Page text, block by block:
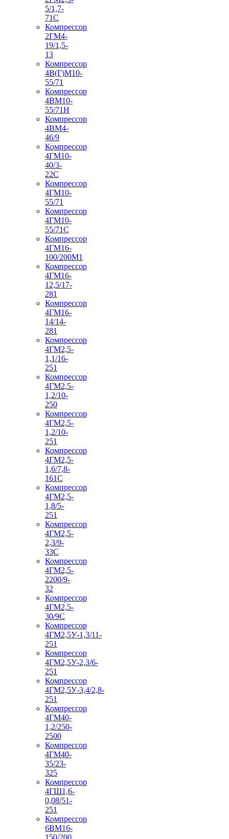
5/1,7-
71С
Компрессор
2ГМ4-
19/1,5-
13
Компрессор
4В(Г)М10-
55/71
Компрессор
4ВМ10-
55/71Н
Компрессор
4ВМ4-
46/9
Компрессор
4ГМ10-
40/3-
22С
Компрессор
4ГМ10-
55/71
Компрессор
4ГМ10-
55/71С
Компрессор
4ГМ16-
100/200М1
Компрессор
4ГМ16-
12,5/17-
281
Компрессор
4ГМ16-
14/14-
281
Компрессор
4ГМ2,5-
1,1/16-
251
Компрессор
4ГМ2,5-
1,2/10-
250
Компрессор
4ГМ2,5-
1,2/10-
251
Компрессор
4ГМ2,5-
1,6/7,8-
161С
Компрессор
4ГМ2,5-
1,8/5-
251
Компрессор
4ГМ2,5-
2,3/9-
33С
Компрессор
4ГМ2,5-
2200/9-
32
Компрессор
4ГМ2,5-
30/9С
Компрессор
4ГМ2,5У-1,3/11-
251
Компрессор
4ГМ2,5У-2,3/6-
251
Компрессор
4ГМ2,5У-3,4/2,8-
251
Компрессор
4ГМ40-
1,2/250-
2500
Компрессор
4ГМ40-
35/23-
325
Компрессор
4ГШ1,6-
0,08/51-
251
Компрессор
6ВМ16-
150/200